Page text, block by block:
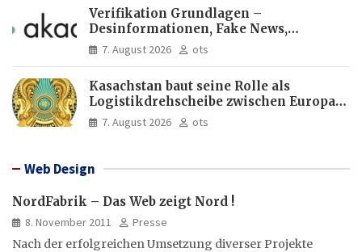
Verifikation Grundlagen –
Desinformationen, Fake News,
manipulierte Inhalte | dpa-Akademie
7. August 2026 ots
Kasachstan baut seine Rolle als
Logistikdrehscheibe zwischen Europa
und Asien aus
7. August 2026 ots
Web Design
NordFabrik – Das Web zeigt Nord !
8. November 2011
Presse
Nach der erfolgreichen Umsetzung diverser Projekte